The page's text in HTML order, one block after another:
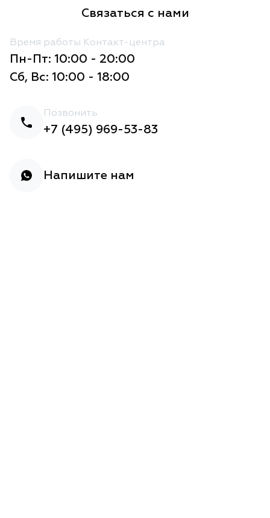
Связаться с нами
Время работы Контакт-центра
Пн-Пт: 10:00 - 20:00
Сб, Вс: 10:00 - 18:00
Позвонить
+7 (495) 969-53-83
Напишите нам